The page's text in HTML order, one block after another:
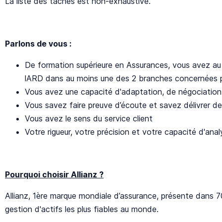
Parlons de vous :
De formation supérieure en Assurances, vous avez
lARD dans au moins une des 2 branches concernées
Vous avez une capacité d'adaptation, de
Vous savez faire preuve d’écoute et savez délivrer
Vous avez le sens du service client
Votre rigueur, votre précision et votre capacité
Pourquoi choisir Allianz ?
Allianz, 1ère marque mondiale d’assurance, présente
gestion d'actifs les plus fiables au monde.